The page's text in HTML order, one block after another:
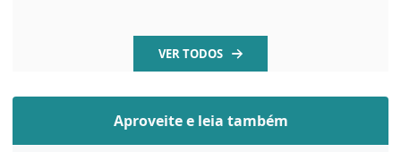
VER TODOS
Aproveite e leia também